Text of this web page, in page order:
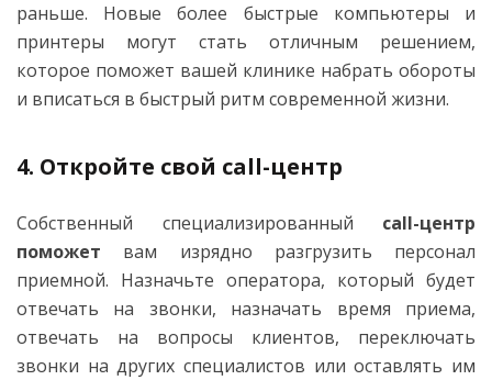
раньше. Новые более быстрые компьютеры и
принтеры могут стать отличным решением,
которое поможет вашей клинике набрать обороты
и вписаться в быстрый ритм современной жизни.
4. Откройте свой call-центр
Собственный специализированный call-центр
поможет вам изрядно разгрузить персонал
приемной. Назначьте оператора, который будет
отвечать на звонки, назначать время приема,
отвечать на вопросы клиентов, переключать
звонки на других специалистов или оставлять им